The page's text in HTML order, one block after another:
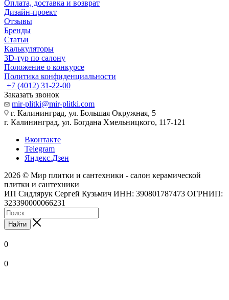
Оплата, доставка и возврат
Дизайн-проект
Отзывы
Бренды
Статьи
Калькуляторы
3D-тур по салону
Положение о конкурсе
Политика конфиденциальности
+7 (4012) 31-22-00
Заказать звонок
mir-plitki@mir-plitki.com
г. Калининград, ул. Большая Окружная, 5
г. Калининград, ул. Богдана Хмельницкого, 117-121
Вконтакте
Telegram
Яндекс.Дзен
2026 © Мир плитки и сантехники - салон керамической
плитки и сантехники
ИП Сидлярук Сергей Кузьмич ИНН: 390801787473 ОГРНИП:
323390000066231
Найти
0
0